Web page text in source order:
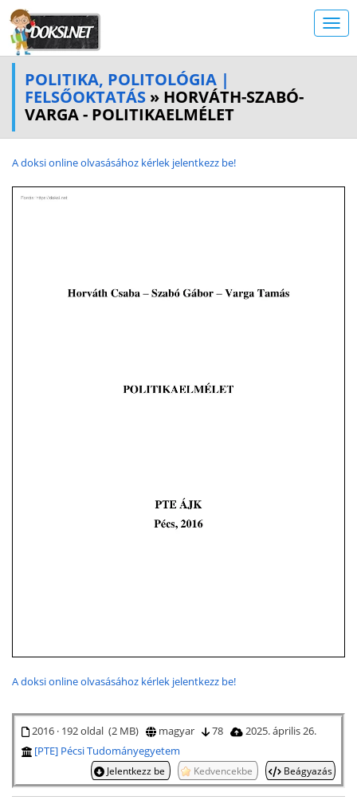
POLITIKA, POLITOLÓGIA |
FELSŐOKTATÁS » HORVÁTH-SZABÓ-
VARGA - POLITIKAELMÉLET
A doksi online olvasásához kérlek jelentkezz be!
A doksi online olvasásához kérlek jelentkezz be!
2016 · 192 oldal (2 MB) magyar 78
2025. április 26.
[PTE] Pécsi Tudományegyetem
Jelentkezz be Kedvencekbe Beágyazás